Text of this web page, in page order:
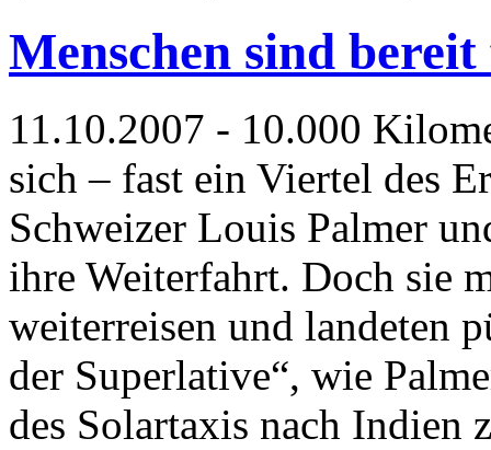
Menschen sind
11.10.2007 - 10.000
sich – fast ein Viertel des
Schweizer Louis Palmer
ihre Weiterfahrt. Doch sie
weiterreisen und landeten
der Superlative“, wie
des Solartaxis nach Indien